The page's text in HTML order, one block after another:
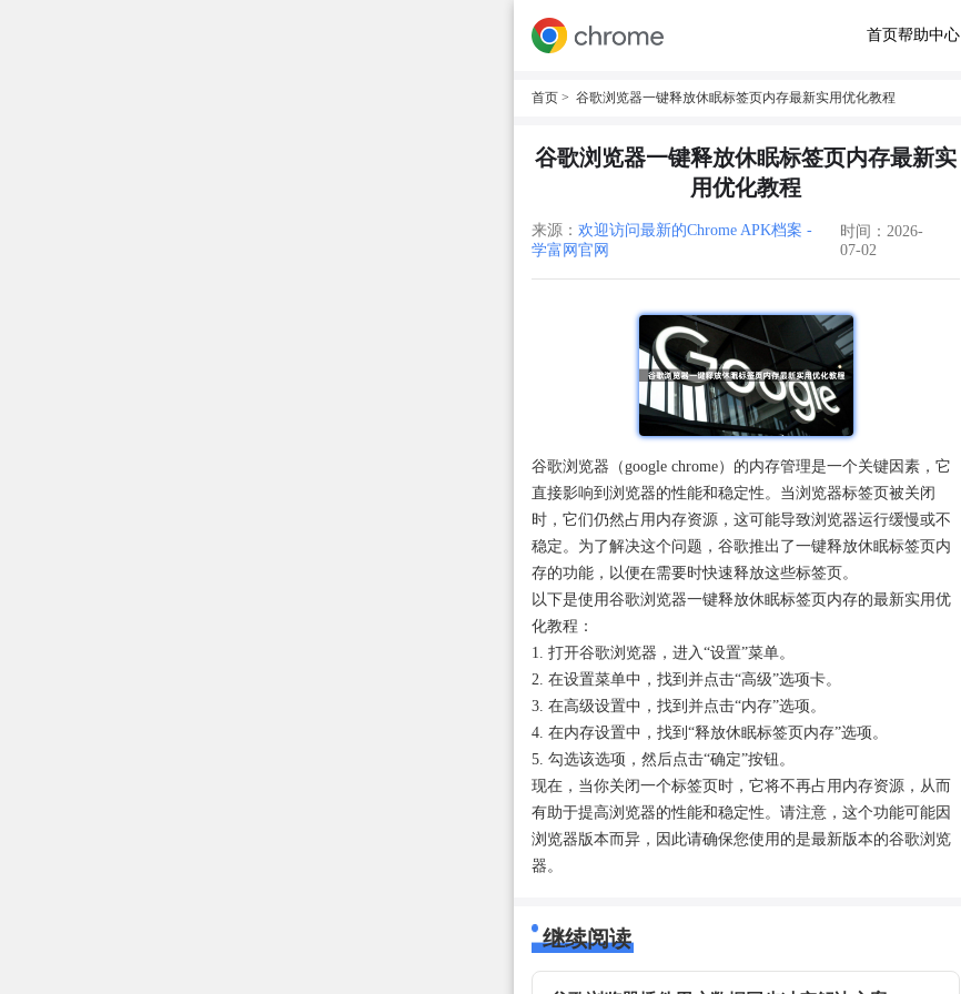
首页帮助中心
首页 > 谷歌浏览器一键释放休眠标签页内存最新实用优化教程
谷歌浏览器一键释放休眠标签页内存最新实
用优化教程
来源： 欢迎访问最新的Chrome APK档案 -
学富网官网
时间：2026-
07-02
谷歌浏览器（google chrome）的内存管理是一个关键因素，它
直接影响到浏览器的性能和稳定性。当浏览器标签页被关闭
时，它们仍然占用内存资源，这可能导致浏览器运行缓慢或不
稳定。为了解决这个问题，谷歌推出了一键释放休眠标签页内
存的功能，以便在需要时快速释放这些标签页。
以下是使用谷歌浏览器一键释放休眠标签页内存的最新实用优
化教程：
1. 打开谷歌浏览器，进入“设置”菜单。
2. 在设置菜单中，找到并点击“高级”选项卡。
3. 在高级设置中，找到并点击“内存”选项。
4. 在内存设置中，找到“释放休眠标签页内存”选项。
5. 勾选该选项，然后点击“确定”按钮。
现在，当你关闭一个标签页时，它将不再占用内存资源，从而
有助于提高浏览器的性能和稳定性。请注意，这个功能可能因
浏览器版本而异，因此请确保您使用的是最新版本的谷歌浏览
器。
继续阅读